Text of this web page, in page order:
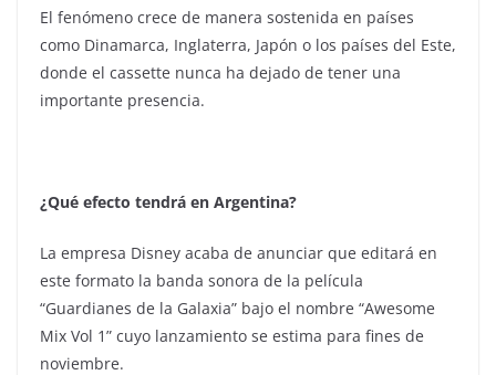
El fenómeno crece de manera sostenida en países
como Dinamarca, Inglaterra, Japón o los países del Este,
donde el cassette nunca ha dejado de tener una
importante presencia.
¿Qué efecto tendrá en Argentina?
La empresa Disney acaba de anunciar que editará en
este formato la banda sonora de la película
“Guardianes de la Galaxia” bajo el nombre “Awesome
Mix Vol 1” cuyo lanzamiento se estima para fines de
noviembre.